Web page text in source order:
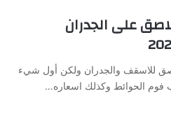
على الجدران
للاسقف والجدران ولكن أول شيء
فوم الحوائط وكذلك اسعاره…